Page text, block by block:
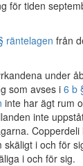
för tiden
räntelagen från
under
som avses i 6 b
inte har ägt rum
inte
skäligt i och för
i och för sig.